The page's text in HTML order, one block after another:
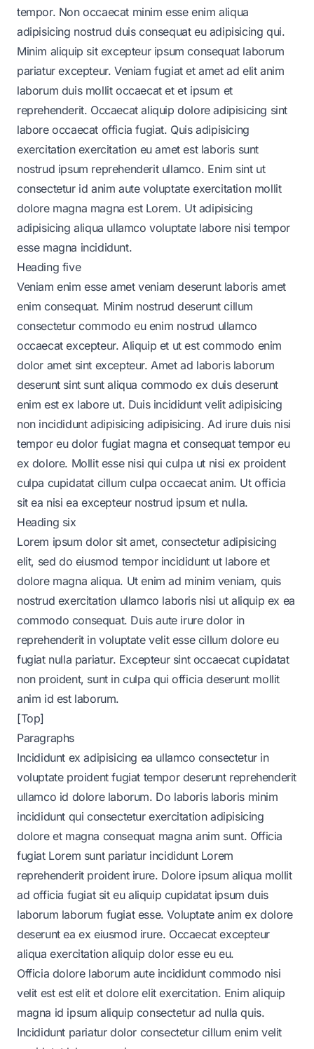
tempor. Non occaecat minim esse enim aliqua
adipisicing nostrud duis consequat eu adipisicing qui.
Minim aliquip sit excepteur ipsum consequat laborum
pariatur excepteur. Veniam fugiat et amet ad elit anim
laborum duis mollit occaecat et et ipsum et
reprehenderit. Occaecat aliquip dolore adipisicing sint
labore occaecat officia fugiat. Quis adipisicing
exercitation exercitation eu amet est laboris sunt
nostrud ipsum reprehenderit ullamco. Enim sint ut
consectetur id anim aute voluptate exercitation mollit
dolore magna magna est Lorem. Ut adipisicing
adipisicing aliqua ullamco voluptate labore nisi tempor
esse magna incididunt.
Heading five
Veniam enim esse amet veniam deserunt laboris amet
enim consequat. Minim nostrud deserunt cillum
consectetur commodo eu enim nostrud ullamco
occaecat excepteur. Aliquip et ut est commodo enim
dolor amet sint excepteur. Amet ad laboris laborum
deserunt sint sunt aliqua commodo ex duis deserunt
enim est ex labore ut. Duis incididunt velit adipisicing
non incididunt adipisicing adipisicing. Ad irure duis nisi
tempor eu dolor fugiat magna et consequat tempor eu
ex dolore. Mollit esse nisi qui culpa ut nisi ex proident
culpa cupidatat cillum culpa occaecat anim. Ut officia
sit ea nisi ea excepteur nostrud ipsum et nulla.
Heading six
Lorem ipsum dolor sit amet, consectetur adipisicing
elit, sed do eiusmod tempor incididunt ut labore et
dolore magna aliqua. Ut enim ad minim veniam, quis
nostrud exercitation ullamco laboris nisi ut aliquip ex ea
commodo consequat. Duis aute irure dolor in
reprehenderit in voluptate velit esse cillum dolore eu
fugiat nulla pariatur. Excepteur sint occaecat cupidatat
non proident, sunt in culpa qui officia deserunt mollit
anim id est laborum.
[Top]
Paragraphs
Incididunt ex adipisicing ea ullamco consectetur in
voluptate proident fugiat tempor deserunt reprehenderit
ullamco id dolore laborum. Do laboris laboris minim
incididunt qui consectetur exercitation adipisicing
dolore et magna consequat magna anim sunt. Officia
fugiat Lorem sunt pariatur incididunt Lorem
reprehenderit proident irure. Dolore ipsum aliqua mollit
ad officia fugiat sit eu aliquip cupidatat ipsum duis
laborum laborum fugiat esse. Voluptate anim ex dolore
deserunt ea ex eiusmod irure. Occaecat excepteur
aliqua exercitation aliquip dolor esse eu eu.
Officia dolore laborum aute incididunt commodo nisi
velit est est elit et dolore elit exercitation. Enim aliquip
magna id ipsum aliquip consectetur ad nulla quis.
Incididunt pariatur dolor consectetur cillum enim velit